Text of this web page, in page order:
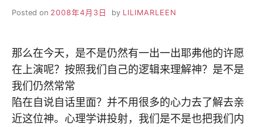
Posted on 2008年4月3日 by LILIMARLEEN
那么在今天，是不是仍然有一出一出耶弗他的许愿
在上演呢？按照我们自己的逻辑来理解神？是不是
我们仍然常常
陷在自说自话里面？并不用很多的心力去了解去亲
近这位神。心理学讲投射，我们是不是也把我们内